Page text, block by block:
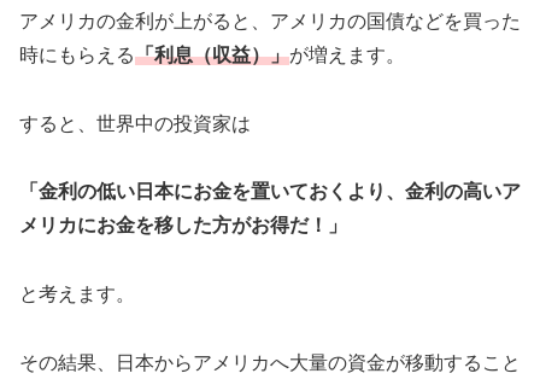
アメリカの金利が上がると、アメリカの国債などを買った
時にもらえる「利息（収益）」が増えます。
すると、世界中の投資家は
「金利の低い日本にお金を置いておくより、金利の高いア
メリカにお金を移した方がお得だ！」
と考えます。
その結果、日本からアメリカへ大量の資金が移動すること